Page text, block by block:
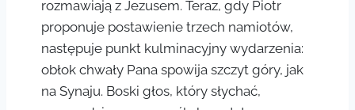
rozmawiają z Jezusem. Teraz, gdy Piotr
proponuje postawienie trzech namiotów,
następuje punkt kulminacyjny wydarzenia:
obłok chwały Pana spowija szczyt góry, jak
na Synaju. Boski głos, który słychać,